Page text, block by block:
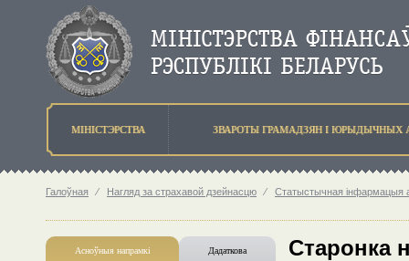
МIНIСТЭРСТВА ЗВАРОТЫ ГРАМАДЗЯН I ЮРЫДЫЧНЫХ
Галоўная ⁄ Нагляд за страхавой дзейнасцю ⁄ Статыстычная інфармацыя
Асноўныя напрамкi Дадаткова Старонка